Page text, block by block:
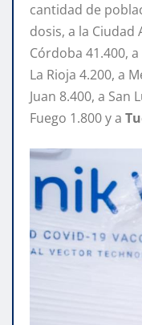
cantidad de
dosis, a la Ciudad
Córdoba 41.400,
La Rioja 4.200, a
Juan 8.400, a San
Fuego 1.800 y a